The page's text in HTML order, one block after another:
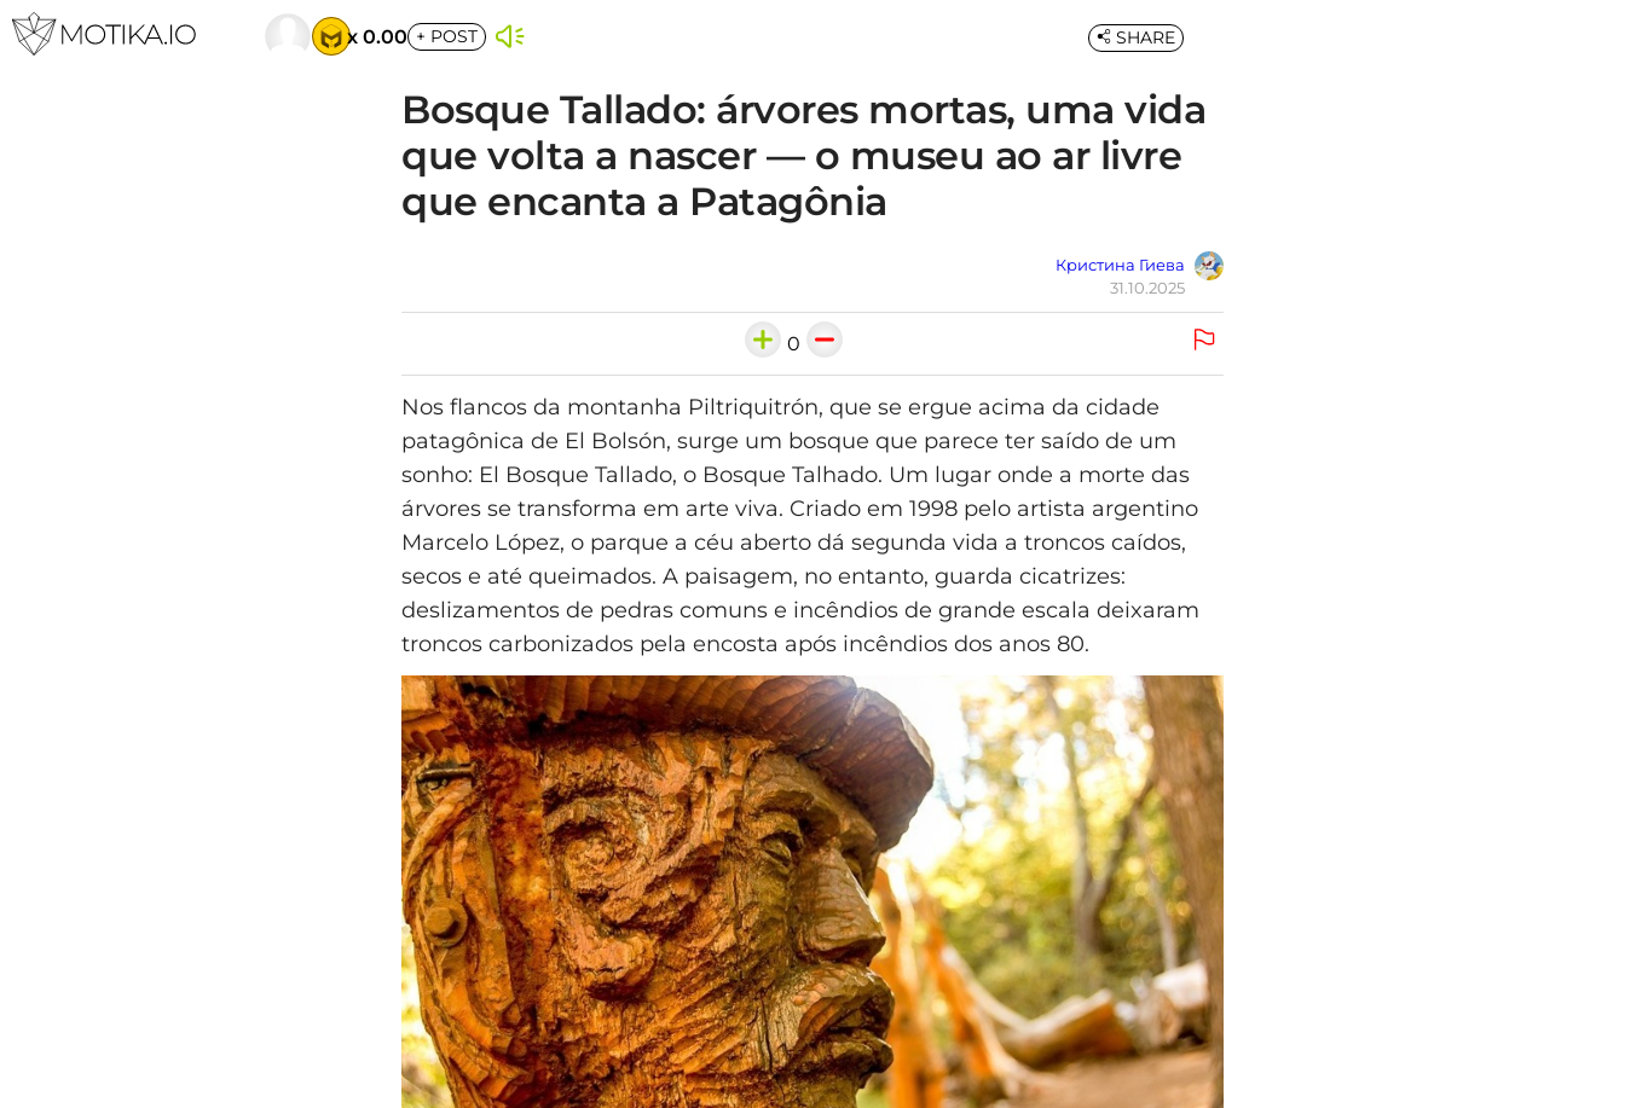
x 0.00 + POST
Bosque Tallado: árvores mortas, uma vida
que volta a nascer — o museu ao ar livre
que encanta a Patagônia
Кристина Гиева
31.10.2025
SHARE
0
Nos flancos da montanha Piltriquitrón, que se ergue acima da cidade
patagônica de El Bolsón, surge um bosque que parece ter saído de um
sonho: El Bosque Tallado, o Bosque Talhado. Um lugar onde a morte das
árvores se transforma em arte viva. Criado em 1998 pelo artista argentino
Marcelo López, o parque a céu aberto dá segunda vida a troncos caídos,
secos e até queimados. A paisagem, no entanto, guarda cicatrizes:
deslizamentos de pedras comuns e incêndios de grande escala deixaram
troncos carbonizados pela encosta após incêndios dos anos 80.